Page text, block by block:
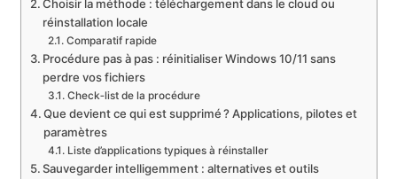
Choisir la méthode : téléchargement dans le cloud ou
réinstallation locale
Comparatif rapide
Procédure pas à pas : réinitialiser Windows 10/11 sans
perdre vos fichiers
Check‑list de la procédure
Que devient ce qui est supprimé ? Applications, pilotes et
paramètres
Liste d’applications typiques à réinstaller
Sauvegarder intelligemment : alternatives et outils